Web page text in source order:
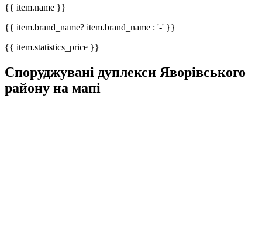
{{ item.name }}
{{ item.brand_name? item.brand_name : '-' }}
{{ item.statistics_price }}
Споруджувані дуплекси Яворівського
району на мапі